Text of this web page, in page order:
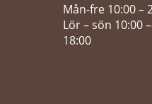
Mån-fre 10:00 –
Lör – sön 10:00 –
18:00